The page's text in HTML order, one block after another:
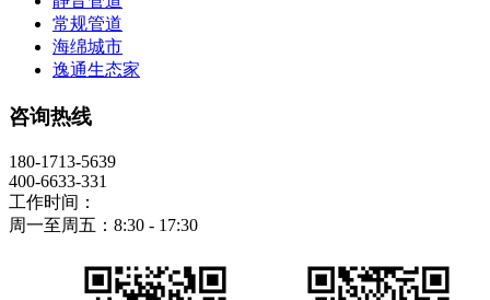
常规管道
海绵城市
逸通生态家
咨询热线
180-1713-5639
400-6633-331
工作时间：
周一至周五：8:30 - 17:30